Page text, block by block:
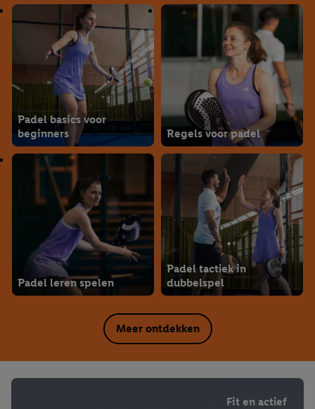
Padel basics voor
beginners
Regels voor padel
Padel leren spelen
Padel tactiek in
dubbelspel
Meer ontdekken
Fit en actief